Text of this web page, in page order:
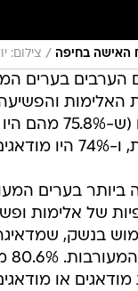
האישה בחיפה / צילום:
הערבים בערים
האלימות
האזרחים הערבים (ש-
בערים
של אלימות
או